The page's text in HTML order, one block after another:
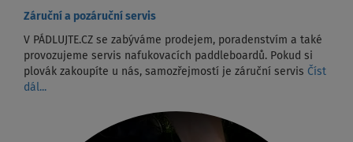
Záruční a pozáruční servis
V PÁDLUJTE.CZ se zabýváme prodejem, poradenstvím a také
provozujeme servis nafukovacích paddleboardů. Pokud si
plovák zakoupíte u nás, samozřejmostí je záruční servis Číst
dál...